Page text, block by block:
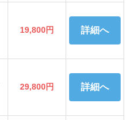
19,800円 詳細へ
29,800円 詳細へ